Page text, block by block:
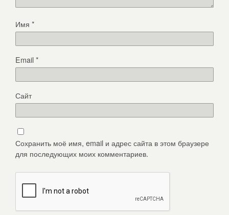
Имя *
Email*
Сайт
Сохранить моё имя, email и адрес сайта в этом браузере
для последующих моих комментариев.